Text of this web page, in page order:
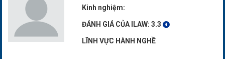
Kinh nghiệm:
ĐÁNH GIÁ CỦA ILAW: 3.3
LĨNH VỰC HÀNH NGHỀ